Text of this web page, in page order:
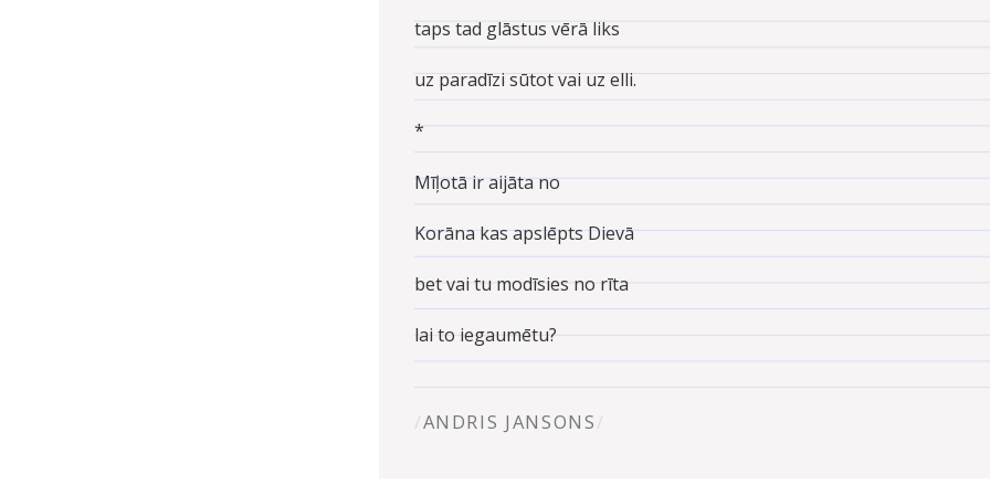
taps tad glāstus vērā liks
uz paradīzi sūtot vai uz elli.
*
Mīļotā ir aijāta no
Korāna kas apslēpts Dievā
bet vai tu modīsies no rīta
lai to iegaumētu?
ANDRIS JANSONS